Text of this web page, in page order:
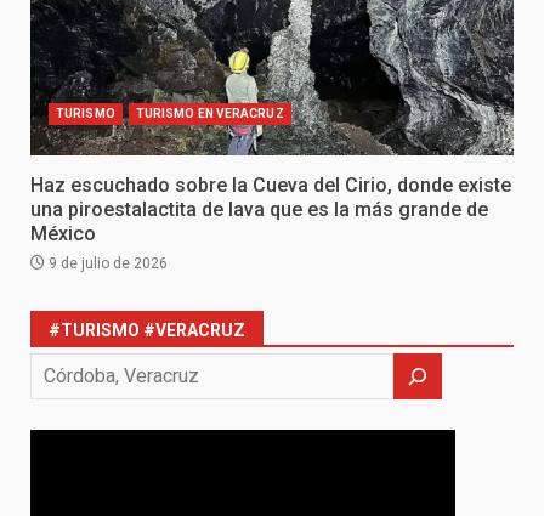
TURISMO TURISMO EN VERACRUZ
Haz escuchado sobre la Cueva del Cirio, donde existe
una piroestalactita de lava que es la más grande de
México
9 de julio de 2026
#TURISMO #VERACRUZ